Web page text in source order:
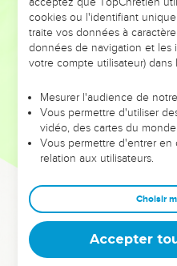
Il y avait un autre homme
l'Eternel : Urie, fils de
contre cette ville et contre ce
prophéties que Jérémie.
entendirent ses paroles, et le
Urie en fut informé. Il eut
Egypte.
22
fils d'Acbor, et quelques
Ils firent sortir Urie
Celui-ci le fit mourir par
fosse commune.
cookies ou l'identifiant
traite vos données à
données de navigation et les
votre compte utilisateur) dans
Mesurer l'audience de
Vous permettre d'utiliser
vidéo, des cartes du
Vous permettre d'entrer
relation aux utilisateurs.
Choisir
Accepter